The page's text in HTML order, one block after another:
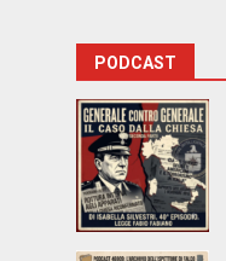
PODCAST